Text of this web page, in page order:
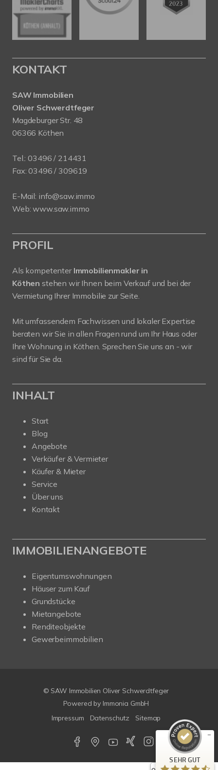
KONTAKT
SAW Immobilien
Oliver Schwerdtfeger
Magdeburger Str. 48
06366 Köthen
Tel.:03496 / 214431
Fax: 03496 / 309619
E-Mail: info@saw.immo
Web:www.saw.immo
PROFIL
Als kompetenter Immobilienmakler in
Köthen stehen wir Ihnen beim Verkauf und bei der
Vermietung Ihrer Immobilie zur Seite.
Mit umfassendem Fachwissen und lokaler Expertise
beraten wir Sie in allen Fragen rund um Ihr Haus oder
Ihre Wohnung in Köthen. Sprechen Sie uns an - wir
sind für Sie da.
INHALT
Start
Blog
Angebote
Verkäufer & Vermieter
Käufer & Mieter
Service
Über uns
Kontakt
IMMOBILIENANGEBOTE
Eigentumswohnungen
Häuser zum Kauf
Grundstücke
Mietangebote
Renditeobjekte
Gewerbeimmobilien
© SAW Immobilien Oliver Schwerdtfeger
Powered by Immonia GmbH
Impressum
Datenschutz Sitemap
SEHR GUT
ProvenExpert.com
SEHR GUT
4,67
/
5,00
29
Bewertungen auf
ProvenExpert.com
179
anderen Quellen